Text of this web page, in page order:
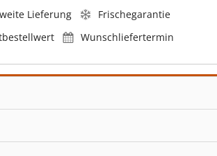
Lieferung
Frischegarantie
Wunschliefertermin